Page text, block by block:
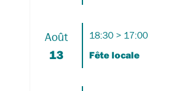
Août
13
18:30 > 17:00
Fête locale